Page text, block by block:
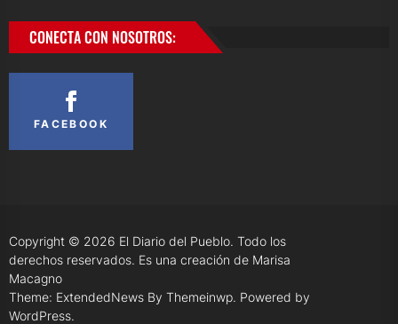
CONECTA CON NOSOTROS:
FACEBOOK
Copyright © 2026 El Diario del Pueblo. Todo los
derechos reservados. Es una creación de Marisa
Macagno
Theme: ExtendedNews By Themeinwp. Powered by
WordPress.